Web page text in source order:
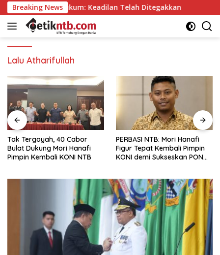
Langsung
ke
konten
Breaking News
Kuasa Hukum: Keadilan Telah Ditegakkan Tak
Lalu Atharifullah
Tak Tergoyah, 40 Cabor
Bulat Dukung Mori Hanafi
Pimpin Kembali KONI NTB
PERBASI NTB: Mori Hanafi
Figur Tepat Kembali Pimpin
KONI demi Sukseskan PON